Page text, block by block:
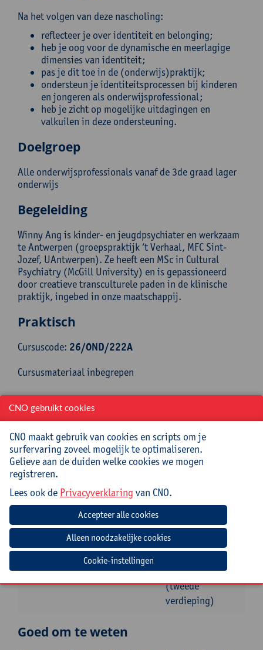
Na het volgen van deze nascholing:
reflecteer je over identiteit en belonging;
heb je oog voor de dynamische en meerlagige
dimensies van identiteit;
pas je dit toe in de (onderwijs)praktijk;
ondersteun je identiteitsprocessen bij kinderen
en jongeren als onderwijsprofessional;
heb je zicht op mogelijke uitdagingen en
valkuilen in deze ondersteuning.
Doelgroep
Alle onderwijsprofessionals vanaf de 3de graad lager
onderwijs
Begeleiding
Winny Ang is kinder- en jeugdpsychiater en werkzaam
te Antwerpen (groepspraktijk ‘t Verhaal, MFC Sint-
Jozef, UAntwerpen). Ze heeft een MSc in Cultural
Psychiatry (McGill University) en is gepassioneerd
door creatieve transculturele paden in de klinische
praktijk, ingebed in onze maatschappij.
Praktisch
Cursuscode: 26/OND/222A
Cursusmateriaal inbegrepen
Jouw bijdrage: 69 EUR.
Inlichtingen bij: Gonda Peeters, 03 265 56 27,
Datum Beginuur Einduur
Locatie
22 april
Antwerpen,
het
Mechelseplein),
2000 Antwerpen,
lokaal 202
(tweede
verdieping)
Goed om te weten
CNO gebruikt cookies
CNO maakt gebruik van cookies en scripts om je
surfervaring zoveel mogelijk te optimaliseren.
Gelieve aan de duiden welke cookies we mogen
registreren.
Lees ook de Privacyverklaring van CNO.
Cookie-instellingen